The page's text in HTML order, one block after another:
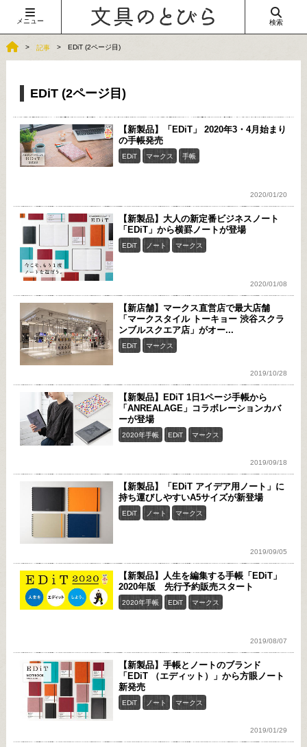
メニュー 検索
記事 EDiT (2ページ目)
EDiT (2ページ目)
【新製品】「EDiT」 2020年3・4月始まり
の手帳発売
EDiT マークス 手帳
2020/01/20
【新製品】大人の新定番ビジネスノート
「EDiT」から横罫ノートが登場
EDiT ノート マークス
2020/01/08
【新店舗】マークス直営店で最大店舗
「マークスタイル トーキョー 渋谷スクラ
ンブルスクエア店」がオー...
EDiT マークス
2019/10/28
【新製品】EDiT 1日1ページ手帳から
「ANREALAGE」コラボレーションカバ
ーが登場
2020年手帳 EDiT マークス
2019/09/18
【新製品】「EDiT アイデア用ノート」に
持ち運びしやすいA5サイズが新登場
EDiT ノート マークス
2019/09/05
【新製品】人生を編集する手帳「EDiT」
2020年版 先行予約販売スタート
2020年手帳 EDiT マークス
2019/08/07
【新製品】手帳とノートのブランド
「EDiT （エディット）」から方眼ノート
新発売
EDiT ノート マークス
2019/01/29